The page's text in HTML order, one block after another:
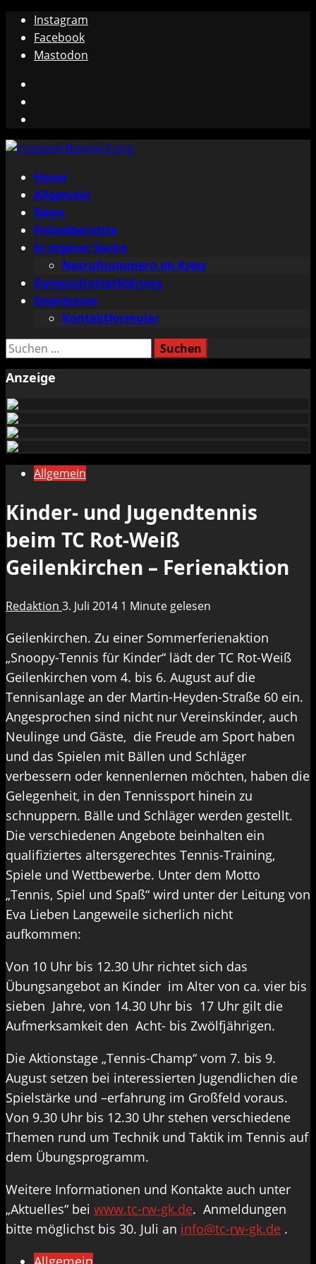
Zum
Inhalt
springen
Instagram
Facebook
Mastodon
Primäres
Menü
Home
Allgemein
News
Polizeiberichte
In eigener Sache
Notrufnummern im Kreis
Datenschutzerklärung
Impressum
Kontaktformular
Suchen
Anzeige
Allgemein
Kinder- und Jugendtennis
beim TC Rot-Weiß
Geilenkirchen – Ferienaktion
Redaktion 3. Juli 2014 1 Minute gelesen
Geilenkirchen. Zu einer Sommerferienaktion
„Snoopy-Tennis für Kinder“ lädt der TC Rot-Weiß
Geilenkirchen vom 4. bis 6. August auf die
Tennisanlage an der Martin-Heyden-Straße 60 ein.
Angesprochen sind nicht nur Vereinskinder, auch
Neulinge und Gäste, die Freude am Sport haben
und das Spielen mit Bällen und Schläger
verbessern oder kennenlernen möchten, haben die
Gelegenheit, in den Tennissport hinein zu
schnuppern. Bälle und Schläger werden gestellt.
Die verschiedenen Angebote beinhalten ein
qualifiziertes altersgerechtes Tennis-Training,
Spiele und Wettbewerbe. Unter dem Motto
„Tennis, Spiel und Spaß“ wird unter der Leitung von
Eva Lieben Langeweile sicherlich nicht
aufkommen:
Von 10 Uhr bis 12.30 Uhr richtet sich das
Übungsangebot an Kinder im Alter von ca. vier bis
sieben Jahre, von 14.30 Uhr bis 17 Uhr gilt die
Aufmerksamkeit den Acht- bis Zwölfjährigen.
Die Aktionstage „Tennis-Champ“ vom 7. bis 9.
August setzen bei interessierten Jugendlichen die
Spielstärke und –erfahrung im Großfeld voraus.
Von 9.30 Uhr bis 12.30 Uhr stehen verschiedene
Themen rund um Technik und Taktik im Tennis auf
dem Übungsprogramm.
Weitere Informationen und Kontakte auch unter
„Aktuelles“ bei www.tc-rw-gk.de. Anmeldungen
bitte möglichst bis 30. Juli an info@tc-rw-gk.de .